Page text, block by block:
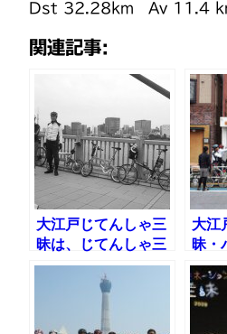
Dst 32.28km Av 11.4
関連記事:
大江戸じてんしゃ三
昧は、じてんしゃ三
昧へ。隅田川ポタ
大江
昧・